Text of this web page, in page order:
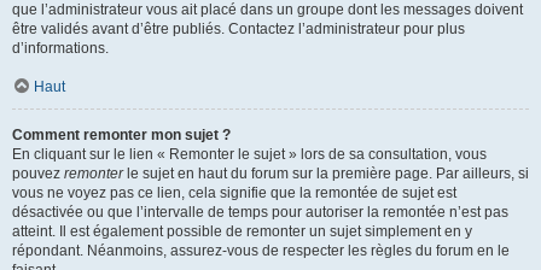
que l’administrateur vous ait placé dans un groupe dont les messages doivent
être validés avant d’être publiés. Contactez l’administrateur pour plus
d’informations.
Haut
Comment remonter mon sujet ?
En cliquant sur le lien « Remonter le sujet » lors de sa consultation, vous
pouvez remonterle sujet en haut du forum sur la première page. Par ailleurs, si
vous ne voyez pas ce lien, cela signifie que la remontée de sujet est
désactivée ou que l’intervalle de temps pour autoriser la remontée n’est pas
atteint. Il est également possible de remonter un sujet simplement en y
répondant. Néanmoins, assurez-vous de respecter les règles du forum en le